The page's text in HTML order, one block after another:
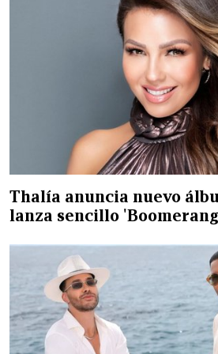
Thalía anuncia nuevo
lanza sencillo